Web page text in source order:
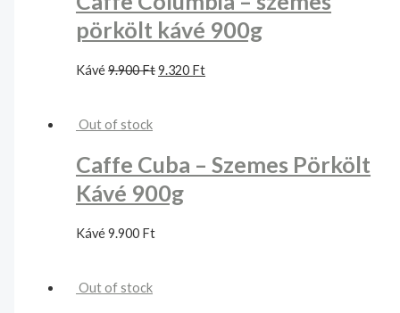
pörkölt kávé 900g
Kávé9.900Ft9.320 Ft
Out of stock
Caffe Cuba – Szemes Pörkölt
Kávé 900g
Kávé9.900 Ft
Out of stock